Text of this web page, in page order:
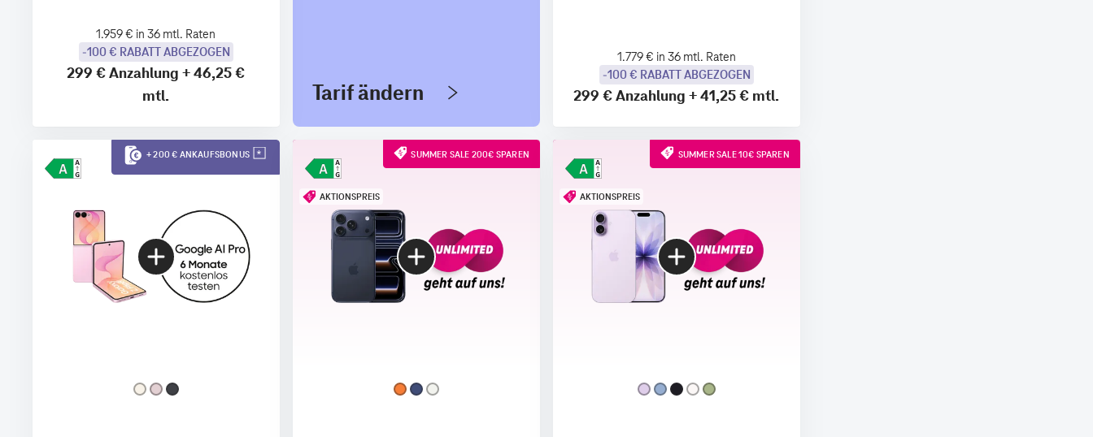
1.959 € in 36 mtl. Raten
-100 € RABATT ABGEZOGEN
299 €Anzahlung +46,25 €
mtl.
Tarif ändern
1.779 € in 36 mtl. Raten
-100 € RABATT ABGEZOGEN
299 €Anzahlung +41,25 € mtl.
+ 200 € ANKAUFSBONUS SUMMER SALE 200€ SPAREN
AKTIONSPREIS
SUMMER SALE 10€ SPAREN
AKTIONSPREIS